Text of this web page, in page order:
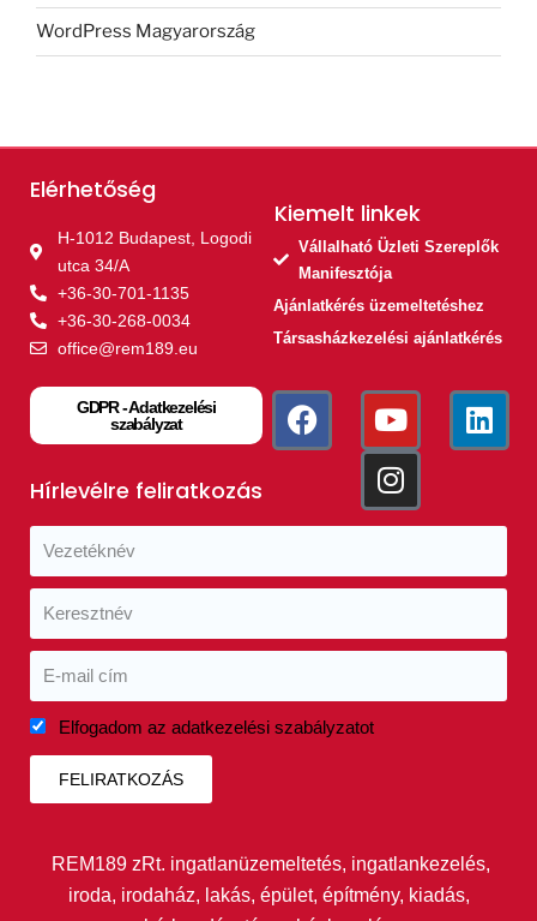
WordPress Magyarország
Elérhetőség
H-1012 Budapest, Logodi
utca 34/A
+36-30-701-1135
+36-30-268-0034
office@rem189.eu
GDPR - Adatkezelési
szabályzat
Kiemelt linkek​
Vállalható Üzleti Szereplők
Manifesztója
Ajánlatkérés üzemeltetéshez
Társasházkezelési ajánlatkérés
Hírlevélre feliratkozás
Elfogadom az adatkezelési szabályzatot
FELIRATKOZÁS
REM189 zRt. ingatlanüzemeltetés, ingatlankezelés,
iroda, irodaház, lakás, épület, építmény, kiadás,